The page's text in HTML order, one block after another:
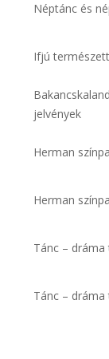
Néptánc és
Ifjú
jelvények
Herman
Herman
Tánc –
Tánc –